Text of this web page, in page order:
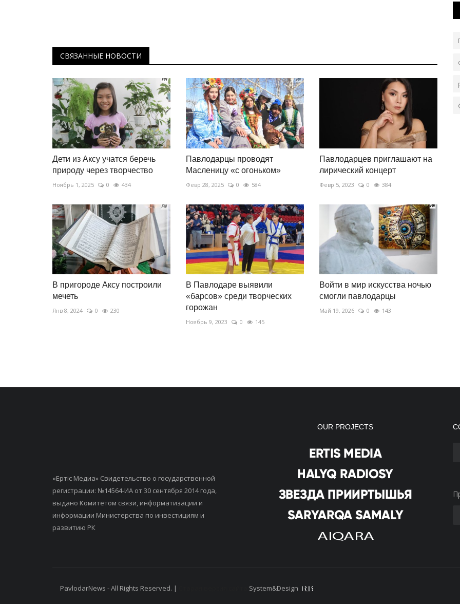
СВЯЗАННЫЕ НОВОСТИ
Дети из Аксу учатся беречь
природу через творчество
Ноябрь 1, 2025 0 434
Павлодарцы проводят
Масленицу «с огоньком»
Февр 28, 2025 0 584
Павлодарцев приглашают на
лирический концерт
Февр 5, 2023 0 384
В пригороде Аксу построили
мечеть
Янв 8, 2024 0 230
В Павлодаре выявили
«барсов» среди творческих
горожан
Ноябрь 9, 2023 0 145
Войти в мир искусства ночью
смогли павлодарцы
Май 19, 2026 0 143
«Ертiс Медиа» Свидетельство о государственной
регистрации: №14564-ИА от 30 сентября 2014 года,
выдано Комитетом связи, информатизации и
информации Министерства по инвестициям и
развитию РК
OUR PROJECTS
PavlodarNews - All Rights Reserved. | System&Design